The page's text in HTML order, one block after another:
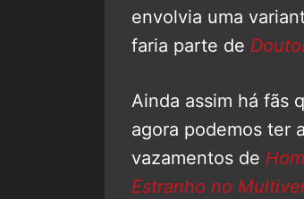
envolvia uma
faria parte de
Ainda assim há fãs
agora podemos ter
vazamentos de
Estranho no